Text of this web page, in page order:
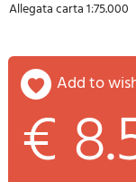
Allegata carta 1:75.000
add to
€